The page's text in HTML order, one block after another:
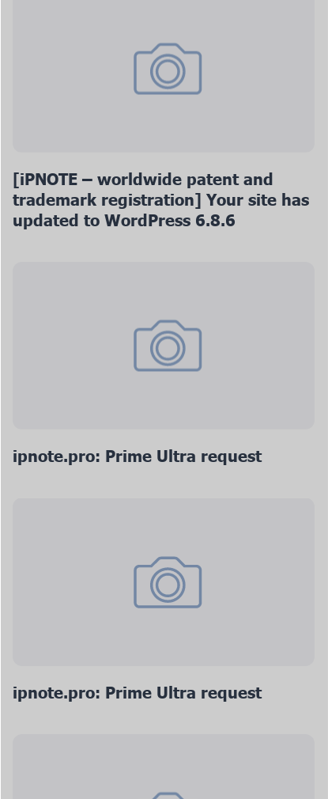
[iPNOTE – worldwide patent and
trademark registration] Your site has
updated to WordPress 6.8.6
ipnote.pro: Prime Ultra request
ipnote.pro: Prime Ultra request